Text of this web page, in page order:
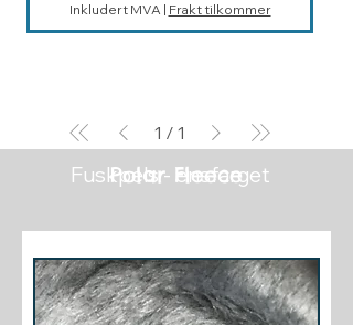
Inkludert MVA | Frakt tilkommer
1 / 1
Polar Fleece
Fuskpels - ensfarget